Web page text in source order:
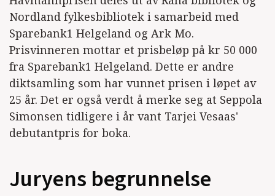
Nordland fylkesbibliotek i samarbeid med
Sparebank1 Helgeland og Ark Mo.
Prisvinneren mottar et prisbeløp på kr 50 000
fra Sparebank1 Helgeland. Dette er andre
diktsamling som har vunnet prisen i løpet av
25 år. Det er også verdt å merke seg at Seppola
Simonsen tidligere i år vant Tarjei Vesaas'
debutantpris for boka.
Juryens begrunnelse